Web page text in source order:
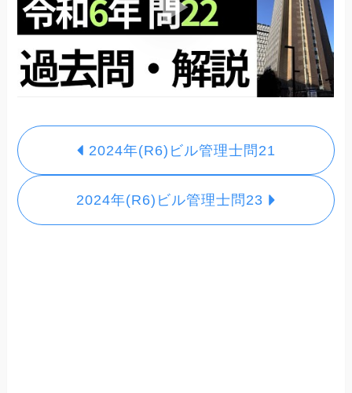
2024年(R6)ビル管理士問21
2024年(R6)ビル管理士問23